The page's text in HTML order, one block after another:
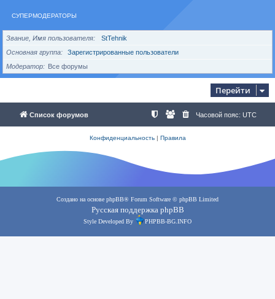
СУПЕРМОДЕРАТОРЫ
Звание, Имя пользователя
StTehnik
Основная группа
Зарегистрированные пользователи
Модератор
Все форумы
Перейти
Список форумов Часовой пояс: UTC
Конфиденциальность| Правила
Создано на основе phpBB® Forum Software © phpBB Limited
Русская поддержка phpBB
Style Developed By PHPBB-BG.INFO